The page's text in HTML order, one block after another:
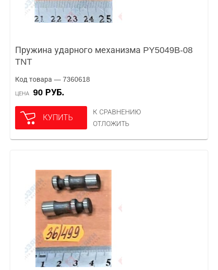
Пружина ударного механизма PY5049B-08
TNT
Код товара — 7360618
ЦЕНА 90 РУБ.
КУПИТЬ
К СРАВНЕНИЮ
ОТЛОЖИТЬ